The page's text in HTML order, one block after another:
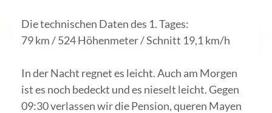
Die technischen Daten des 1. Tages:
79 km / 524 Höhenmeter / Schnitt 19,1 km/h
In der Nacht regnet es leicht. Auch am Morgen
ist es noch bedeckt und es nieselt leicht. Gegen
09:30 verlassen wir die Pension, queren Mayen